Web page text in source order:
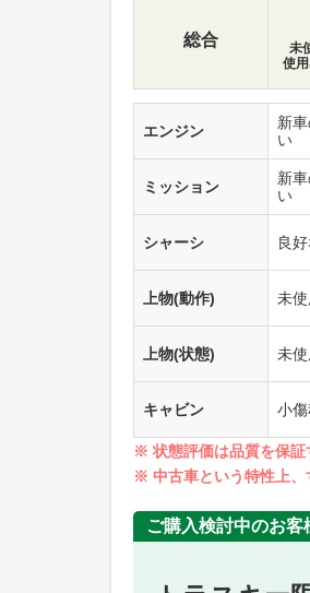
総合
未
使
エンジン
新
い
ミッション
新
い
シャーシ 良
上物(動作) 未使
上物(状態) 未使
キャビン 小
※ 状態評価は品質を保証
※ 中古車という特性上、
ご購入検討中のお客